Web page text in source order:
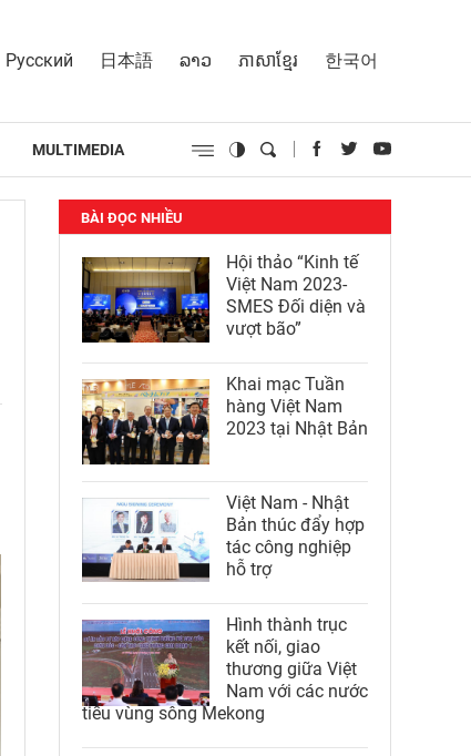
Русский 日本語 ລາວ ភាសាខ្មែរ 한국어
MULTIMEDIA
BÀI ĐỌC NHIỀU
Hội thảo “Kinh tế
Việt Nam 2023-
SMES Đối diện và
vượt bão”
Khai mạc Tuần
hàng Việt Nam
2023 tại Nhật Bản
Việt Nam - Nhật
Bản thúc đẩy hợp
tác công nghiệp
hỗ trợ
Hình thành trục
kết nối, giao
thương giữa Việt
Nam với các nước
tiểu vùng sông Mekong